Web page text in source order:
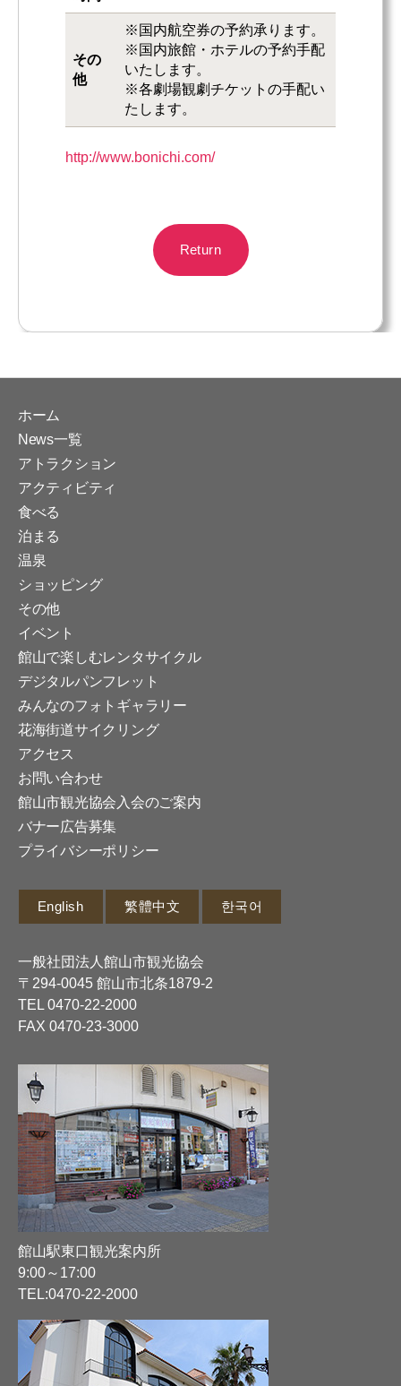
その
他
※国内航空券の予約承ります。
※国内旅館・ホテルの予約手配
いたします。
※各劇場観劇チケットの手配い
たします。
http://www.bonichi.com/
Return
ホーム
News一覧
アトラクション
アクティビティ
食べる
泊まる
温泉
ショッピング
その他
イベント
館山で楽しむレンタサイクル
デジタルパンフレット
みんなのフォトギャラリー
花海街道サイクリング
アクセス
お問い合わせ
館山市観光協会入会のご案内
バナー広告募集
プライバシーポリシー
English 繁體中文 한국어
一般社団法人館山市観光協会
〒294-0045 館山市北条1879-2
TEL 0470-22-2000
FAX 0470-23-3000
館山駅東口観光案内所
9:00～17:00
TEL:0470-22-2000